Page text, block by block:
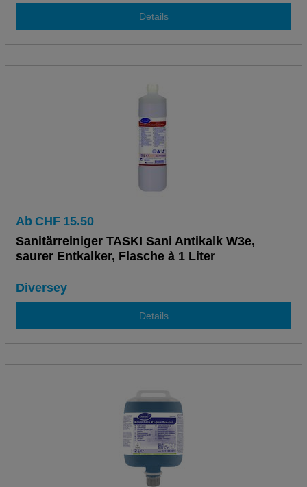
Details
Ab CHF 15.50
Sanitärreiniger TASKI Sani Antikalk W3e,
saurer Entkalker, Flasche à 1 Liter
Diversey
Details